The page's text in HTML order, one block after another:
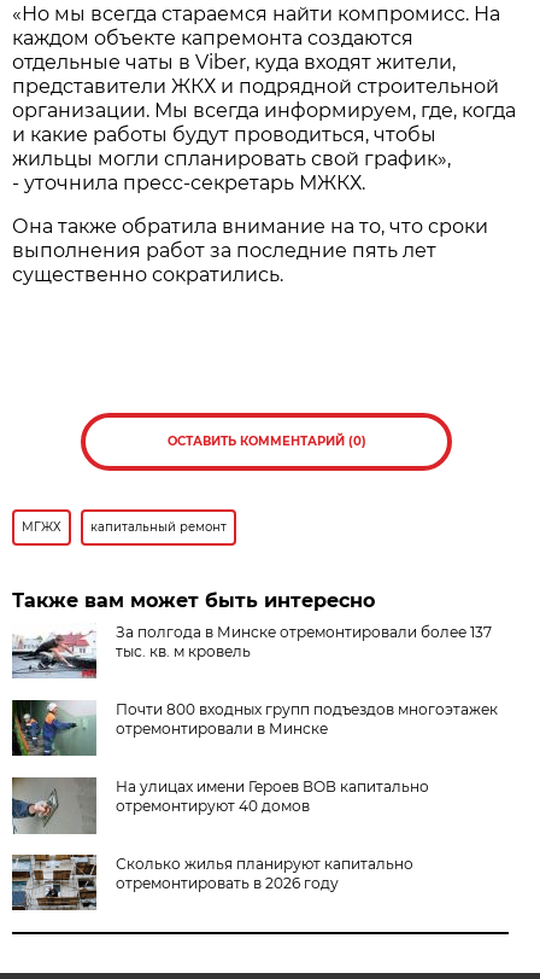
«Но мы всегда стараемся найти компромисс. На
каждом объекте капремонта создаются
отдельные чаты в Viber, куда входят жители,
представители ЖКХ и подрядной строительной
организации. Мы всегда информируем, где, когда
и какие работы будут проводиться, чтобы
жильцы могли спланировать свой график»,
- уточнила пресс-секретарь МЖКХ.
Она также обратила внимание на то, что сроки
выполнения работ за последние пять лет
существенно сократились.
ОСТАВИТЬ КОММЕНТАРИЙ (0)
МГЖХ капитальный ремонт
Также вам может быть интересно
За полгода в Минске отремонтировали более 137
тыс. кв. м кровель
Почти 800 входных групп подъездов многоэтажек
отремонтировали в Минске
На улицах имени Героев ВОВ капитально
отремонтируют 40 домов
Сколько жилья планируют капитально
отремонтировать в 2026 году